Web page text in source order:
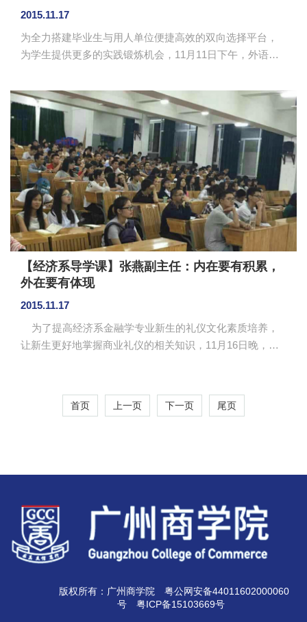
2015.11.17
为全力搭建毕业生与用人单位便捷高效的双向选择平台，
为学生提供更多的实践锻炼机会，11月11日下午，外语系
百科技有限公司总经理杨杰、副总经理宋晓宁一同到我校
进行招聘。 本次招聘岗位主要以英语与德语外贸业务
员为主，我校共有24名同学报名参加面试。在面试中，广
州一百科技有限公司总经理杨杰、副总经理宋晓宁担任面
试官，主要通过“一对一”问答的方式对我校毕业生的外语水
平、外贸专业技能等方面进行提问面试。此外，面试官还
亲切地跟面试者介绍外贸业务...
【经济系导学课】张燕副主任：内在要有积累，
外在要有体现
2015.11.17
为了提高经济系金融学专业新生的礼仪文化素质培养，
让新生更好地掌握商业礼仪的相关知识，11月16日晚，经
师通过“仪容美，仪表美，仪态美”这三个方面为学生们引入
了商务礼仪对于新生未来职场的重要性。她指出，礼仪是
首页 上一页 下一页 尾页
版权所有：广州商学院
粤公网安备44011602000060
号
粤ICP备15103669号